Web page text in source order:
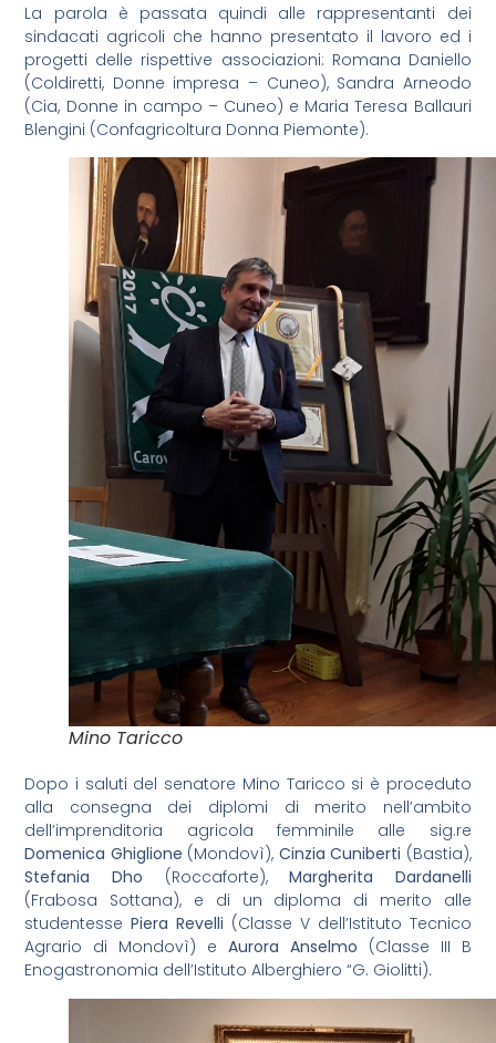
La parola è passata quindi alle rappresentanti dei
sindacati agricoli che hanno presentato il lavoro ed i
progetti delle rispettive associazioni: Romana Daniello
(Coldiretti, Donne impresa – Cuneo), Sandra Arneodo
(Cia, Donne in campo – Cuneo) e Maria Teresa Ballauri
Blengini (Confagricoltura Donna Piemonte).
Mino Taricco
Dopo i saluti del senatore Mino Taricco si è proceduto
alla consegna dei diplomi di merito nell’ambito
dell’imprenditoria agricola femminile alle sig.re
Domenica Ghiglione (Mondovì), Cinzia Cuniberti (Bastia),
Stefania Dho (Roccaforte),Margherita Dardanelli
(Frabosa Sottana), e di un diploma di merito alle
studentessePiera Revelli (Classe V dell’Istituto Tecnico
Agrario di Mondovì) e Aurora Anselmo (Classe III B
Enogastronomia dell’Istituto Alberghiero “G. Giolitti).